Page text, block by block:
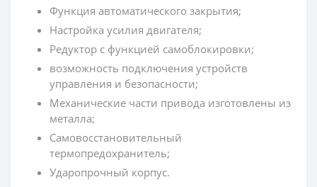
Функция автоматического закрытия;
Настройка усилия двигателя;
Редуктор с функцией самоблокировки;
возможность подключения устройств
управления и безопасности;
Механические части привода изготовлены из
металла;
Самовосстановительный
термопредохранитель;
Ударопрочный корпус.